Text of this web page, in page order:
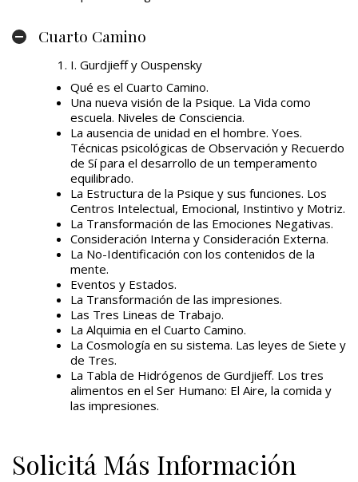
Cuarto Camino
I. Gurdjieff y Ouspensky
Qué es el Cuarto Camino.
Una nueva visión de la Psique. La Vida como
escuela. Niveles de Consciencia.
La ausencia de unidad en el hombre. Yoes.
Técnicas psicológicas de Observación y Recuerdo
de Sí para el desarrollo de un temperamento
equilibrado.
La Estructura de la Psique y sus funciones. Los
Centros Intelectual, Emocional, Instintivo y Motriz.
La Transformación de las Emociones Negativas.
Consideración Interna y Consideración Externa.
La No-Identificación con los contenidos de la
mente.
Eventos y Estados.
La Transformación de las impresiones.
Las Tres Lineas de Trabajo.
La Alquimia en el Cuarto Camino.
La Cosmología en su sistema. Las leyes de Siete y
de Tres.
La Tabla de Hidrógenos de Gurdjieff. Los tres
alimentos en el Ser Humano: El Aire, la comida y
las impresiones.
Solicitá Más Información